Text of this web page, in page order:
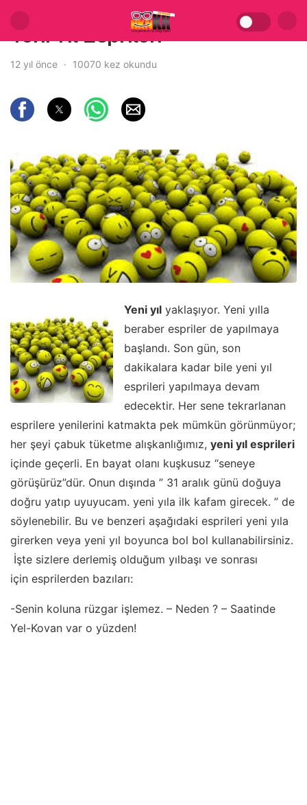
Yeni Yıl Esprileri
12 yıl önce 10070 kez okundu
Yeni yıl yaklaşıyor. Yeni yılla
beraber espriler de yapılmaya
başlandı. Son gün, son
dakikalara kadar bile yeni yıl
esprileri yapılmaya devam
edecektir. Her sene tekrarlanan
esprilere yenilerini katmakta pek mümkün görünmüyor;
her şeyi çabuk tüketme alışkanlığımız, yeni yıl esprileri
içinde geçerli. En bayat olanı kuşkusuz “seneye
görüşürüz”dür. Onun dışında ” 31 aralık günü doğuya
doğru yatıp uyuyucam. yeni yıla ilk kafam girecek. ” de
söylenebilir. Bu ve benzeri aşağıdaki esprileri yeni yıla
girerken veya yeni yıl boyunca bol bol kullanabilirsiniz.
İşte sizlere derlemiş olduğum yılbaşı ve sonrası
için esprilerden bazıları:
-Senin koluna rüzgar işlemez. – Neden ? – Saatinde
Yel-Kovan var o yüzden!